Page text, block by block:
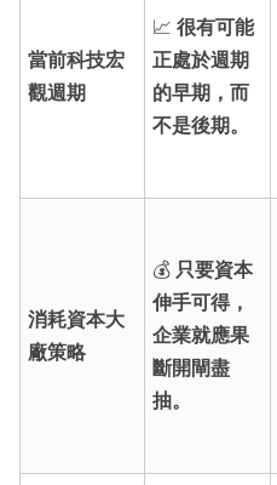
當前科技宏
觀週期
📈 很有可能
正處於週期
的早期，而
不是後期。
消耗資本大
廠策略
💰 只要資本
伸手可得，
企業就應果
斷開閘盡
抽。